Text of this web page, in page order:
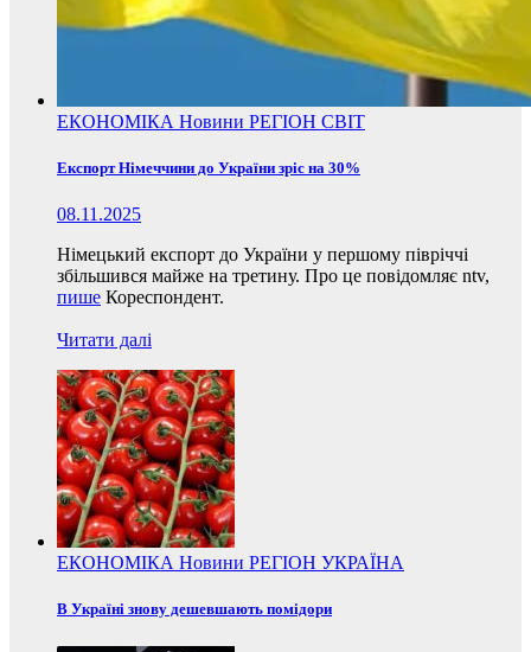
ЕКОНОМІКА Новини РЕГІОН СВІТ
Експорт Німеччини до України зріс на 30%
08.11.2025
Німецький експорт до України у першому півріччі
збільшився майже на третину. Про це повідомляє ntv,
пише Кореспондент.
Читати далі
ЕКОНОМІКА Новини РЕГІОН УКРАЇНА
В Україні знову дешевшають помідори